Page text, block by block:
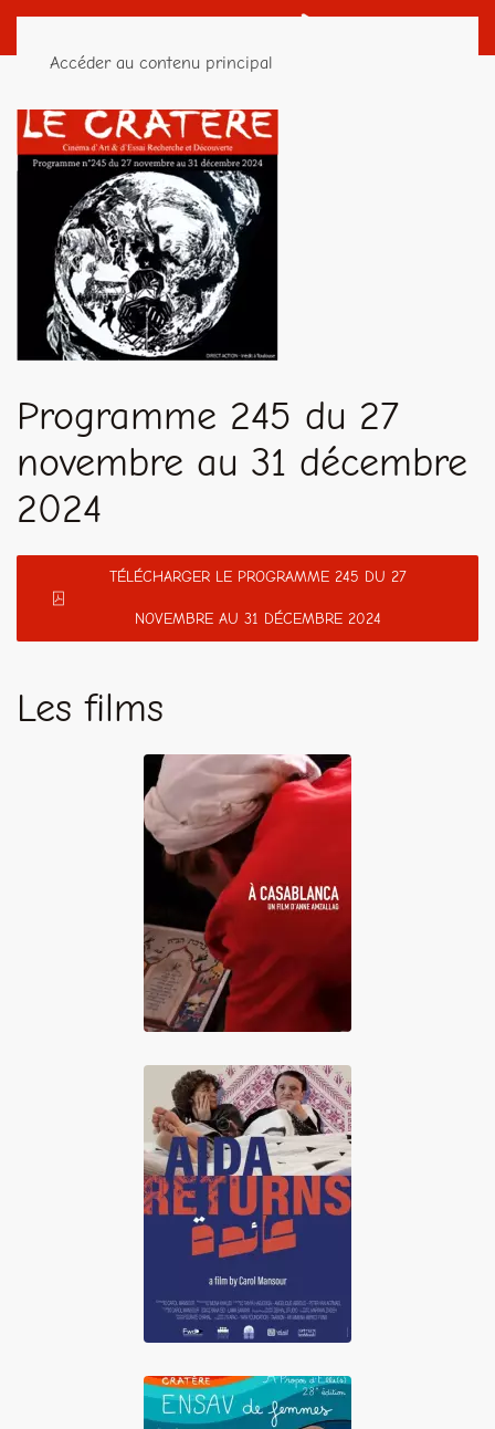
Accéder au contenu principal
Programme 245 du 27
novembre au 31 décembre
2024
TÉLÉCHARGER LE PROGRAMME 245 DU 27
NOVEMBRE AU 31 DÉCEMBRE 2024
Les films
A Casablanca
Aida Returns